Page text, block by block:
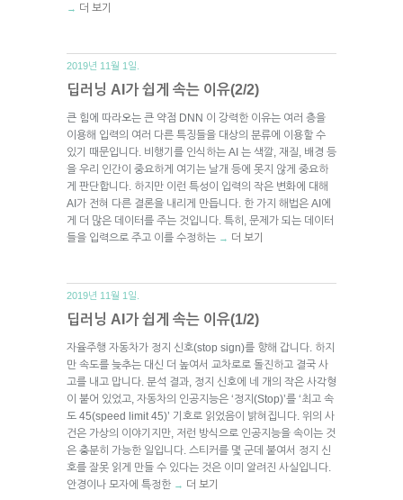
→ 더 보기
2019년 11월 1일.
딥러닝 AI가 쉽게 속는 이유(2/2)
큰 힘에 따라오는 큰 약점 DNN 이 강력한 이유는 여러 층을
이용해 입력의 여러 다른 특징들을 대상의 분류에 이용할 수
있기 때문입니다. 비행기를 인식하는 AI 는 색깔, 재질, 배경 등
을 우리 인간이 중요하게 여기는 날개 등에 못지 않게 중요하
게 판단합니다. 하지만 이런 특성이 입력의 작은 변화에 대해
AI가 전혀 다른 결론을 내리게 만듭니다. 한 가지 해법은 AI에
게 더 많은 데이터를 주는 것입니다. 특히, 문제가 되는 데이터
들을 입력으로 주고 이를 수정하는 → 더 보기
2019년 11월 1일.
딥러닝 AI가 쉽게 속는 이유(1/2)
자율주행 자동차가 정지 신호(stop sign)를 향해 갑니다. 하지
만 속도를 늦추는 대신 더 높여서 교차로로 돌진하고 결국 사
고를 내고 맙니다. 분석 결과, 정지 신호에 네 개의 작은 사각형
이 붙어 있었고, 자동차의 인공지능은 ‘정지(Stop)’를 ‘최고 속
도 45(speed limit 45)’ 기호로 읽었음이 밝혀집니다. 위의 사
건은 가상의 이야기지만, 저런 방식으로 인공지능을 속이는 것
은 충분히 가능한 일입니다. 스티커를 몇 군데 붙여서 정지 신
호를 잘못 읽게 만들 수 있다는 것은 이미 알려진 사실입니다.
안경이나 모자에 특정한 → 더 보기